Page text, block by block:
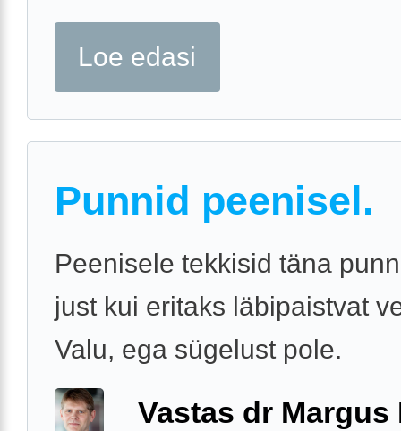
Loe edasi
Punnid peenisel.
Peenisele tekkisid täna
just kui eritaks läbipaistvat
Valu, ega sügelust pole.
Vastas dr Margus